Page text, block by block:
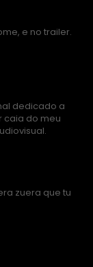
e no trailer.
dedicado a
caia do meu
zuera que tu